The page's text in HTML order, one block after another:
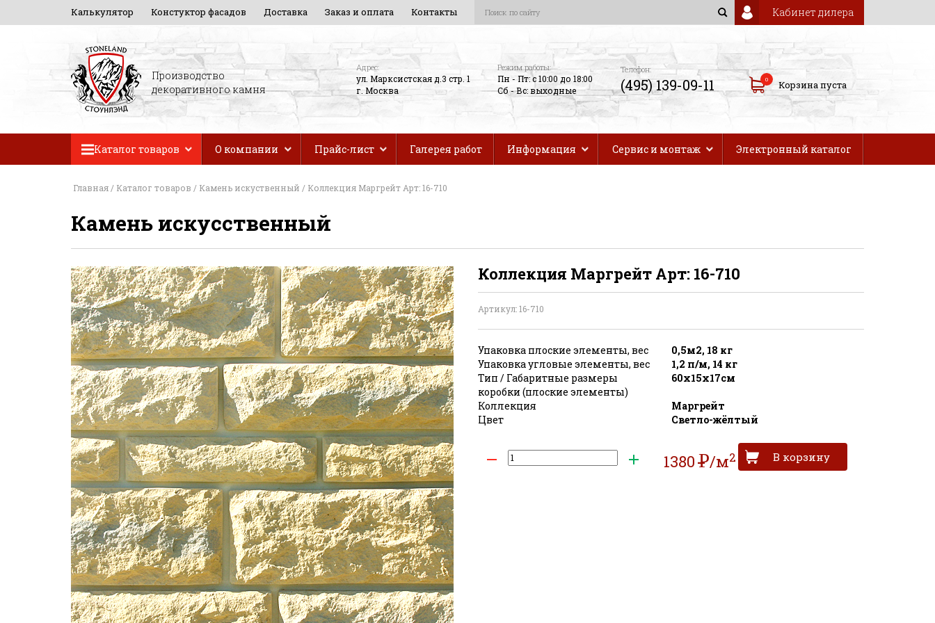
Калькулятор Констуктор фасадов Доставка Заказ и оплата Контакты Кабинет дилера
Производство
декоративного камня
Адрес:
ул. Марксистская д.3 стр. 1
г. Москва
Режим работы:
Пн - Пт: с 10:00 до 18:00
Сб - Вс: выходные
Телефон:
(495) 139-09-11 0 Корзина пуста
Каталог товаров О компании Прайс-лист Галерея работ Информация Сервис и монтаж Электронный каталог
Главная / Каталог товаров / Камень искуственный / Коллекция Маргрейт Арт: 16-710
Камень искусственный
Коллекция Маргрейт Арт: 16-710
Артикул: 16-710
Упаковка плоские элементы, вес
0,5м2, 18 кг
Упаковка угловые элементы, вес
1,2 п/м, 14 кг
Тип / Габаритные размеры
коробки (плоские элементы)
60х15х17см
Коллекция
Маргрейт
Цвет
Светло-жёлтый
1380Р/м2